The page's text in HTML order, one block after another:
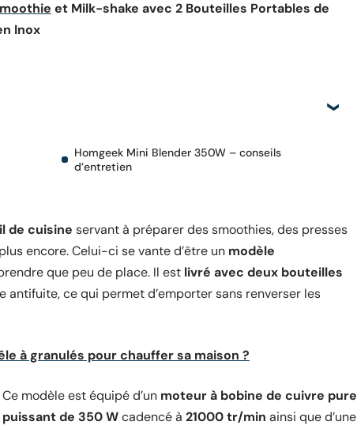
et Milk-shake avec 2 Bouteilles Portables de
Inox
Homgeek Mini Blender 350W – conseils
d’entretien
de cuisine servant à préparer des smoothies, des presses
encore. Celui-ci se vante d’être un modèle
que peu de place. Il est livré avec deux bouteilles
antifuite, ce qui permet d’emporter sans renverser les
à granulés pour chauffer sa maison ?
Ce modèle est équipé d’un moteur à bobine de cuivre pure
puissant de 350 Wcadencé à 21000 tr/min ainsi que d’une